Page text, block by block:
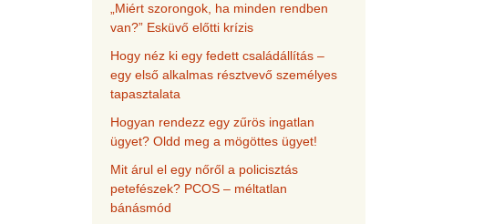
„Miért szorongok, ha minden rendben
van?” Esküvő előtti krízis
Hogy néz ki egy fedett családállítás –
egy első alkalmas résztvevő személyes
tapasztalata
Hogyan rendezz egy zűrös ingatlan
ügyet? Oldd meg a mögöttes ügyet!
Mit árul el egy nőről a policisztás
petefészek? PCOS – méltatlan
bánásmód